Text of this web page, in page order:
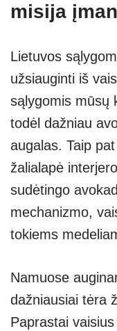
misija
Lietuvos
užsiauginti iš
sąlygomis mūsų
todėl dažniau
augalas. Taip
žalialapė
sudėtingo
mechanizmo,
tokiems
Namuose
dažniausiai tėra
Paprastai